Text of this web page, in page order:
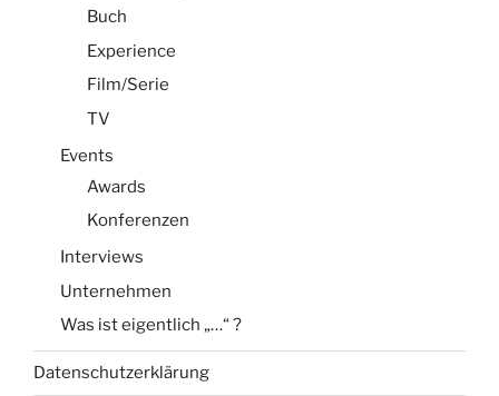
Buch
Experience
Film/Serie
TV
Events
Awards
Konferenzen
Interviews
Unternehmen
Was ist eigentlich „…“ ?
Datenschutzerklärung